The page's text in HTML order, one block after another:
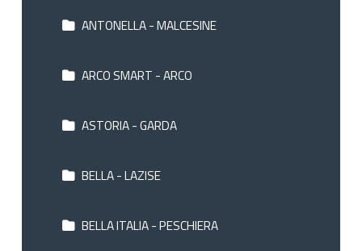
ANTONELLA - MALCESINE
ARCO SMART - ARCO
ASTORIA - GARDA
BELLA - LAZISE
BELLA ITALIA - PESCHIERA